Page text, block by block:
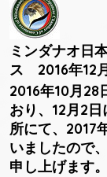
ミンダナオ日
ス 2016年12
2016年10月28
おり、12月2
所にて、2017
いましたので
申し上げます。